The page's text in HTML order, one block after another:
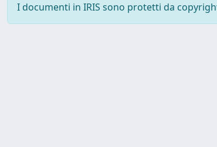
I documenti in IRIS sono protetti da